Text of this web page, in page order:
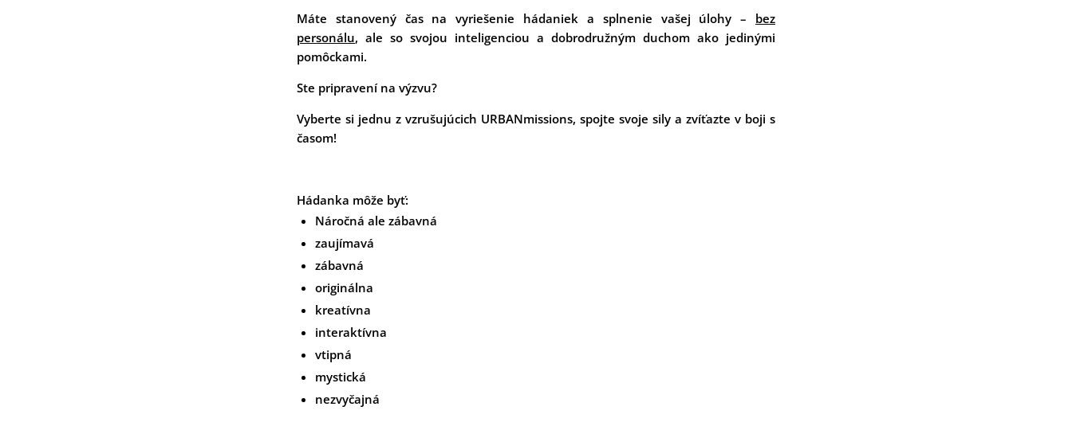
Máte stanovený čas na vyriešenie hádaniek a splnenie vašej úlohy – bez
personálu, ale so svojou inteligenciou a dobrodružným duchom ako jedinými
pomôckami.
Ste pripravení na výzvu?
Vyberte si jednu z vzrušujúcich URBANmissions, spojte svoje sily a zvíťazte v boji s
časom!
Hádanka môže byť:
Náročná ale zábavná
zaujímavá
zábavná
originálna
kreatívna
interaktívna
vtipná
mystická
nezvyčajná